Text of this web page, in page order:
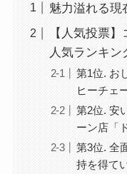
魅力溢れる現
【人気投票
人気ランキン
第1位. お
ヒーチェ
第2位. 安
ーン店「
第3位. 全
持を得て